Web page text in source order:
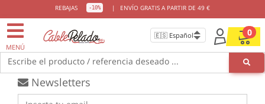
REBAJAS -10% | ENVÍO GRATIS A PARTIR DE 49 €
MENÚ
0
Escribe el producto / referencia deseado ...
ENVIOS GRATISDESDE 49€
Newsletters